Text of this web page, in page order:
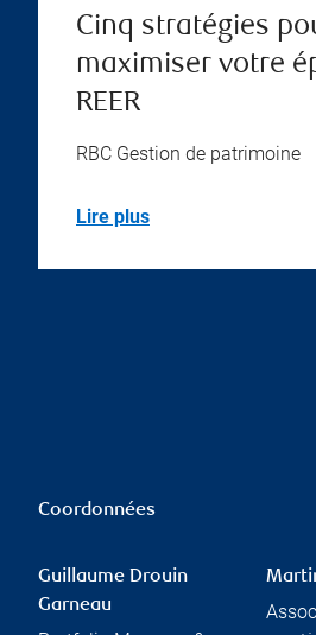
Cinq stratégies
maximiser votre
REER
RBC Gestion de patrimoine
Lire plus
Coordonnées
Guillaume Drouin
Garneau